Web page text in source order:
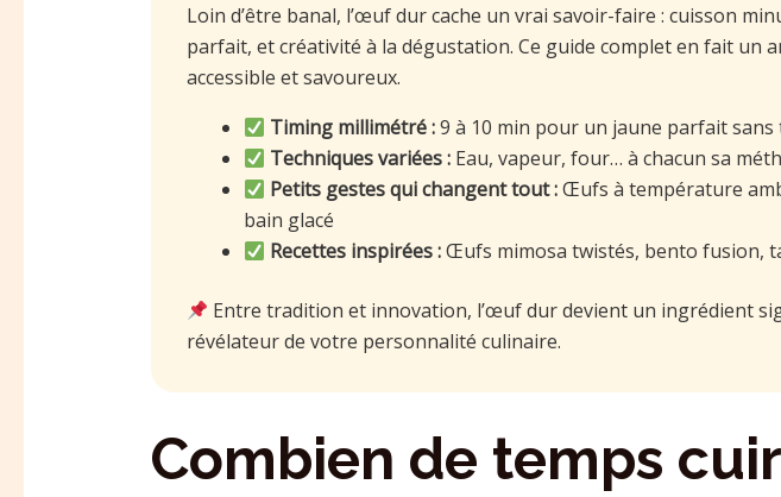
Loin d’être banal, l’œuf dur cache un vrai savoir-faire : cuisson
parfait, et créativité à la dégustation. Ce guide complet en fait un
accessible et savoureux.
Timing millimétré :9 à 10 min pour un jaune parfait
Techniques variées :Eau, vapeur, four… à chacun sa
Petits gestes qui changent tout :Œufs à température
bain glacé
Recettes inspirées :Œufs mimosa twistés, bento fusion,
Entre tradition et innovation, l’œuf dur devient un ingrédient
révélateur de votre personnalité culinaire.
Combien de temps